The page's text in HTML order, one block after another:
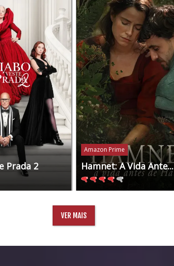
Prada 2
Amazon Prime
Hamnet: A Vida Ante...
VER MAIS